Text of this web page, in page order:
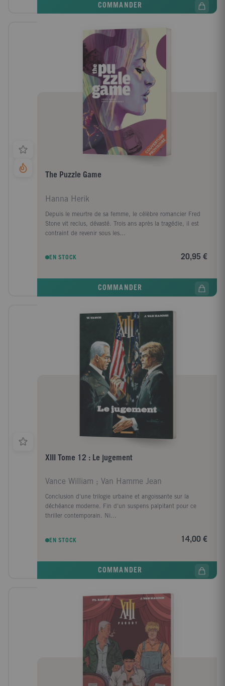
COMMANDER
The Puzzle Game
Hanna Herik
Depuis le meurtre de sa femme, le célèbre romancier Fred
Stone vit reclus, dévasté. Trois ans après la tragédie, il est
contraint de revenir sous les...
EN STOCK 20,95 €
COMMANDER
XIII Tome 12 : Le jugement
Vance William ; Van Hamme Jean
Conclusion d'une trilogie urbaine et angoissante sur la
déchéance moderne. Fin d'un suspens palpitant pour ce
thriller contemporain. Ni...
EN STOCK 14,00 €
COMMANDER